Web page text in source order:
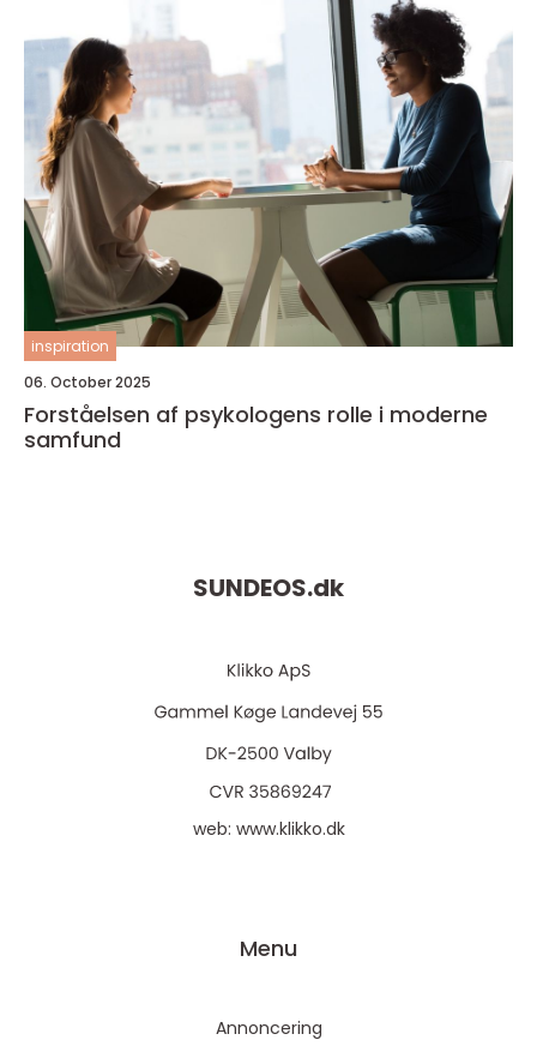
inspiration
06. October 2025
Forståelsen af psykologens rolle i moderne
samfund
SUNDEOS.dk
web: www.klikko.dk
Menu
Annoncering